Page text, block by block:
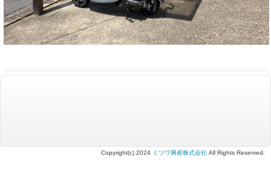
Copyright(c) 2024 ミツワ興産株式会社 All Rights Reserved.